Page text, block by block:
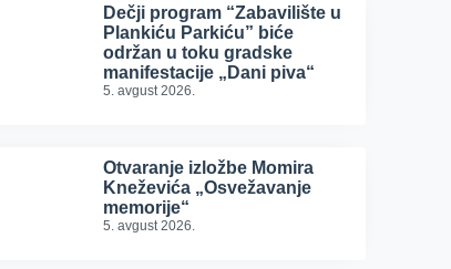
Dečji program “Zabavilište u
Plankiću Parkiću” biće
održan u toku gradske
manifestacije „Dani piva“
5. avgust 2026.
Otvaranje izložbe Momira
Kneževića „Osvežavanje
memorije“
5. avgust 2026.